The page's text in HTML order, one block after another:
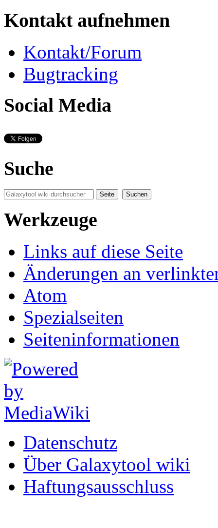
Kontakt aufnehmen
Kontakt/Forum
Bugtracking
Social Media
Suche
Werkzeuge
Links auf diese Seite
Änderungen an
Atom
Spezialseiten
Seiten­informationen
Datenschutz
Über Galaxytool wiki
Haftungsausschluss